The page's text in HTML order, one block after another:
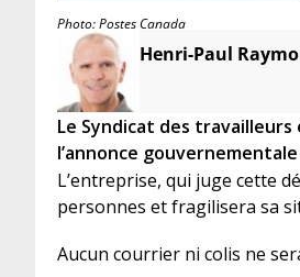
Photo: Postes Canada
Henri-Paul
Le Syndicat des
l’annonce
L’entreprise, qui juge cette
personnes et fragilisera sa
Aucun courrier ni colis ne